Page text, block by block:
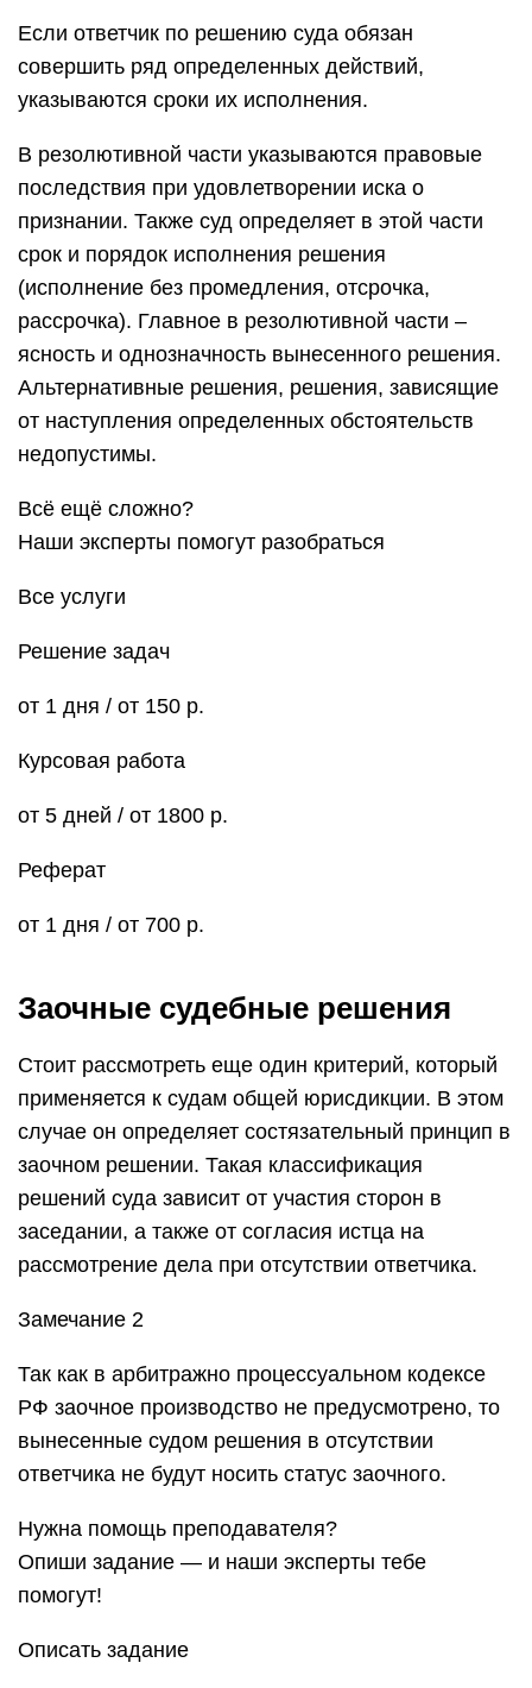
Если ответчик по решению суда обязан
совершить ряд определенных действий,
указываются сроки их исполнения.
В резолютивной части указываются правовые
последствия при удовлетворении иска о
признании. Также суд определяет в этой части
срок и порядок исполнения решения
(исполнение без промедления, отсрочка,
рассрочка). Главное в резолютивной части –
ясность и однозначность вынесенного решения.
Альтернативные решения, решения, зависящие
от наступления определенных обстоятельств
недопустимы.
Всё ещё сложно?
Наши эксперты помогут разобраться
Все услуги
Решение задач
от 1 дня / от 150 р.
Курсовая работа
от 5 дней / от 1800 р.
Реферат
от 1 дня / от 700 р.
Заочные судебные решения
Стоит рассмотреть еще один критерий, который
применяется к судам общей юрисдикции. В этом
случае он определяет состязательный принцип в
заочном решении. Такая классификация
решений суда зависит от участия сторон в
заседании, а также от согласия истца на
рассмотрение дела при отсутствии ответчика.
Замечание 2
Так как в арбитражно процессуальном кодексе
РФ заочное производство не предусмотрено, то
вынесенные судом решения в отсутствии
ответчика не будут носить статус заочного.
Нужна помощь преподавателя?
Опиши задание — и наши эксперты тебе
помогут!
Описать задание